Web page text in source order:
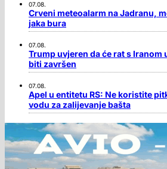
07.08.
Crveni meteoalarm na Jadranu,
jaka bura
07.08.
Trump uvjeren da će rat s Iranom
biti završen
07.08.
Apel u entitetu RS: Ne koristite
vodu za zalijevanje bašta